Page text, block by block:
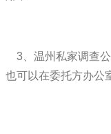
3、温州私家调查公
也可以在委托方办公